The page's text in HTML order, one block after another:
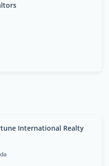
International Realty